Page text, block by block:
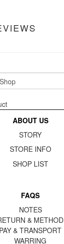
ABOUT US
STORY
STORE INFO
SHOP LIST
FAQS
NOTES
& METHOD
PAY & TRANSPORT
WARRING